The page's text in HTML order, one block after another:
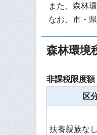
また、森林
なお、市・
森林環境
非課税限度
区
扶養親族な